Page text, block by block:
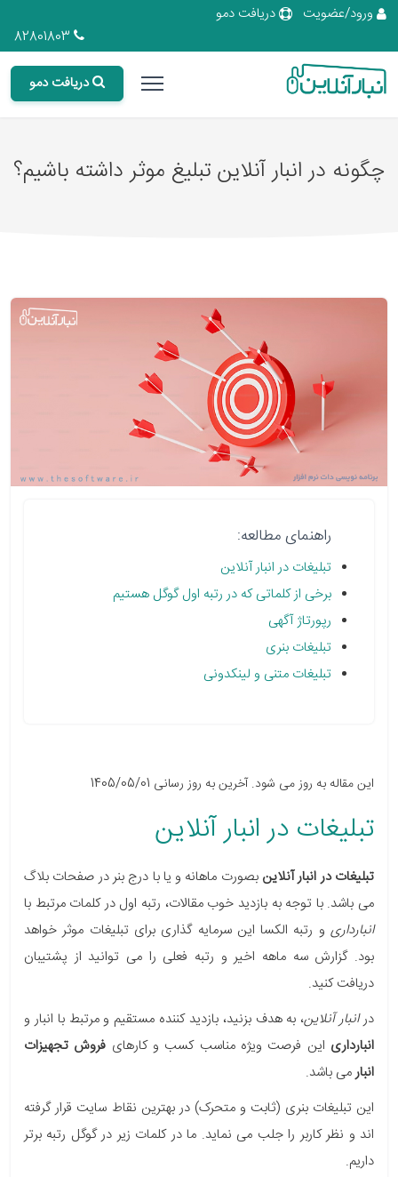
ورود/عضویت
دریافت دمو
دریافت دمو
چگونه در انبار آنلاین تبلیغ موثر داشته باشیم؟
راهنمای مطالعه:
تبلیغات در انبار آنلاین
برخی از کلماتی که در رتبه اول گوگل هستیم
رپورتاژ آگهی
تبلیغات بنری
تبلیغات متنی و لینکدونی
این مقاله به روز می شود. آخرین به روز رسانی 1405/05/01
تبلیغات در انبار آنلاین
تبلیغات در انبار آنلاین بصورت ماهانه و یا با درج بنر در صفحات بلاگ
می باشد. با توجه به بازدید خوب مقالات، رتبه اول در کلمات مرتبط با
انبارداری و رتبه الکسا این سرمایه گذاری برای تبلیغات موثر خواهد
بود. گزارش سه ماهه اخیر و رتبه فعلی را می توانید از پشتیبان
دریافت کنید.
درانبار آنلاین، به هدف بزنید، بازدید کننده مستقیم و مرتبط با انبار و
انبارداری این فرصت ویژه مناسب کسب و کارهای فروش تجهیزا​ت
انبارمی باشد.
این تبلیغات بنری (ثابت و متحرک) در بهترین نقاط سایت قرار گرفته
اند و نظر کاربر را جلب می نماید. ما در کلمات زیر در گوگل رتبه برتر
داریم.